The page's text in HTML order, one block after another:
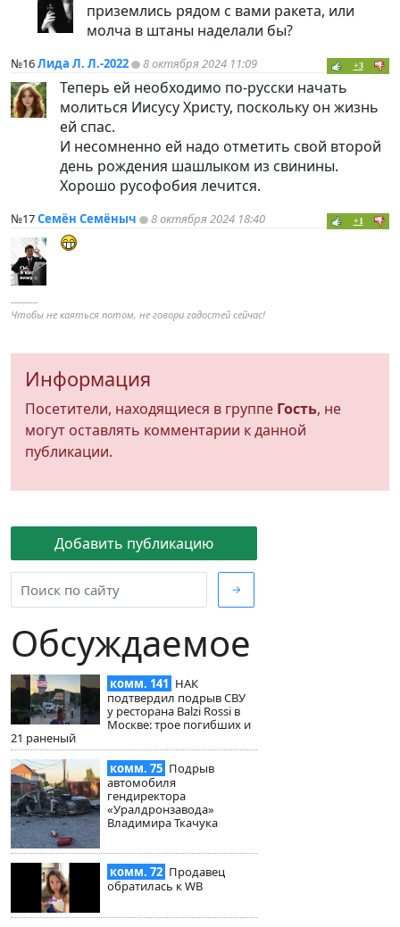
Добавить публикацию
→
Обсуждаемое
комм. 141 НАК
подтвердил подрыв СВУ
у ресторана Balzi Rossi в
Москве: трое погибших и
21 раненый
комм. 75 Подрыв
автомобиля
гендиректора
«Уралдронзавода»
Владимира Ткачука
комм. 72 Продавец
обратилась к WB
приземлись рядом с вами ракета, или
молча в штаны наделали бы?
№16Лида Л. Л.-2022 8 октября 2024 11:09 +3
Теперь ей необходимо по-русски начать
молиться Иисусу Христу, поскольку он жизнь
ей спас.
И несомненно ей надо отметить свой второй
день рождения шашлыком из свинины.
Хорошо русофобия лечится.
№17Семён Семёныч 8 октября 2024 18:40 +1
----------
Чтобы не каяться потом, не говори гадостей сейчас!
Информация
Посетители, находящиеся в группе Гость, не
могут оставлять комментарии к данной
публикации.